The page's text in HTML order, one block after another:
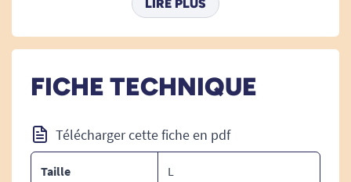
femmes qu’aux hommes, ces slips jetables
allient efficacité, douceur et confort tout en
chaque journée l’esprit léger. Pour une gamme
divers besoins, découvrez les solutions
associées.
LIRE PLUS
FICHE TECHNIQUE
Télécharger cette fiche en pdf
Taille L